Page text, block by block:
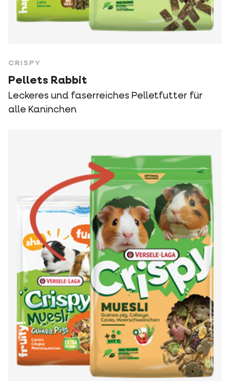
CRISPY
Pellets Rabbit
Leckeres und faserreiches Pelletfutter für
alle Kaninchen